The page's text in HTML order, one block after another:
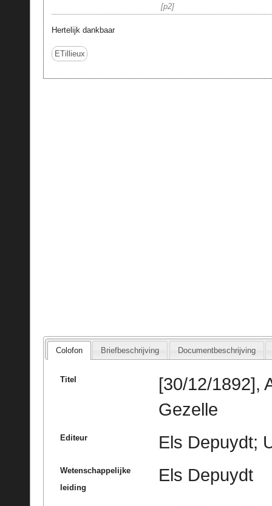
p2
Hertelijk dankbaar
ETillieux
Colofon Briefbeschrijving Documentbeschrijving
Titel
[30/12/1892],
Gezelle
Editeur Els Depuydt;
Wetenschappelijke
leiding
Els Depuydt